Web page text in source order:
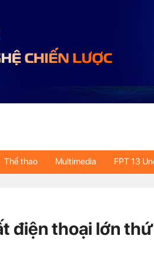
Thể thao Multimedia FPT 13
điện thoại lớn thứ